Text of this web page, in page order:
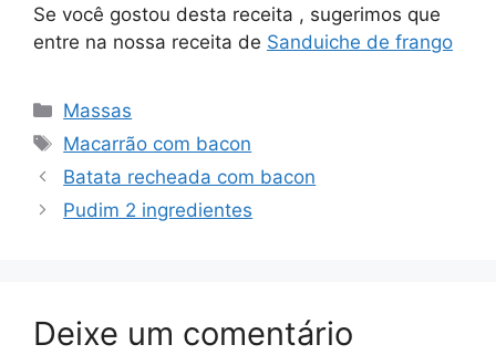
Se você gostou desta receita , sugerimos que
entre na nossa receita de Sanduiche de frango
Categorias
Massas
Tags
Macarrão com bacon
Batata recheada com bacon
Pudim 2 ingredientes
Deixe um comentário